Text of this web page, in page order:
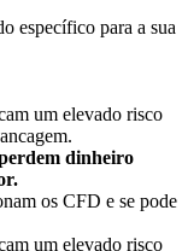
específico para a sua
um elevado risco
dinheiro
os CFD e se pode
um elevado risco